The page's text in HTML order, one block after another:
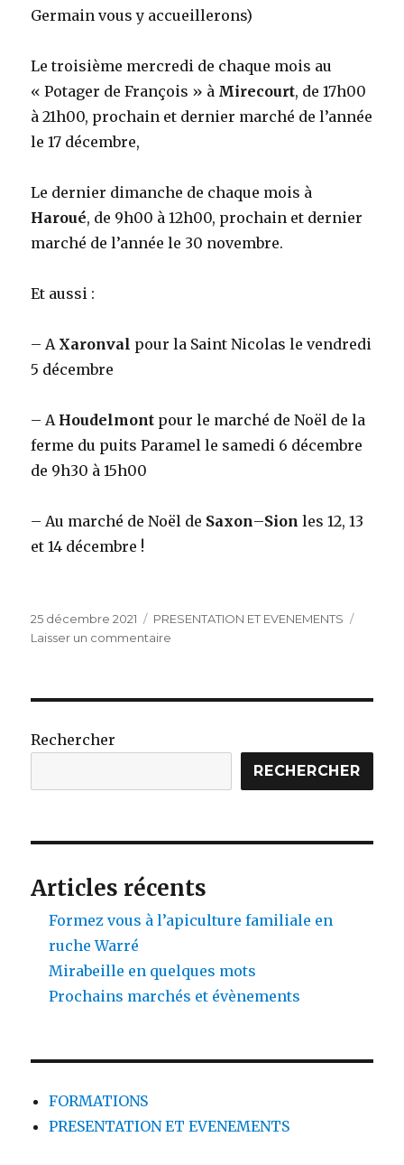
Germain vous y accueillerons)
Le troisième mercredi de chaque mois au
« Potager de François » à Mirecourt, de 17h00
à 21h00, prochain et dernier marché de l’année
le 17 décembre,
Le dernier dimanche de chaque mois à
Haroué, de 9h00 à 12h00, prochain et dernier
marché de l’année le 30 novembre.
Et aussi :
– A Xaronval pour la Saint Nicolas le vendredi
5 décembre
– A Houdelmont pour le marché de Noël de la
ferme du puits Paramel le samedi 6 décembre
de 9h30 à 15h00
– Au marché de Noël de Saxon–Sion les 12, 13
et 14 décembre !
Publié
le
25 décembre 2021 Catégories
PRESENTATION ET EVENEMENTS
Laisser un commentaire
Rechercher
RECHERCHER
Articles récents
Formez vous à l’apiculture familiale en
ruche Warré
Mirabeille en quelques mots
Prochains marchés et évènements
FORMATIONS
PRESENTATION ET EVENEMENTS